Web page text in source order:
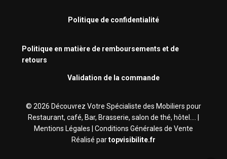
Politique de confidentialité
Politique en matière de remboursements et de
retours
Validation de la commande
© 2026 Découvrez Votre Spécialiste des Mobiliers pour
Restaurant, café, Bar, Brasserie‎, salon de thé, hôtel.... |
Mentions Légales
Conditions Générales de Vente
Réalisé partopvisibilite.fr